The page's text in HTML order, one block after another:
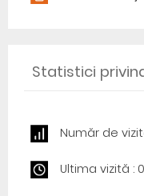
Statistici
Număr de vizite
Ultima vizită :